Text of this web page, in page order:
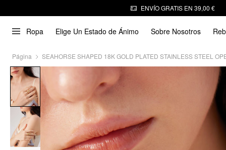
ENVÍO GRATIS EN 39,00 €
Ropa Elige Un Estado de Ánimo Sobre Nosotros
Página SEAHORSE SHAPED 18K GOLD PLATED STAINLESS STEEL